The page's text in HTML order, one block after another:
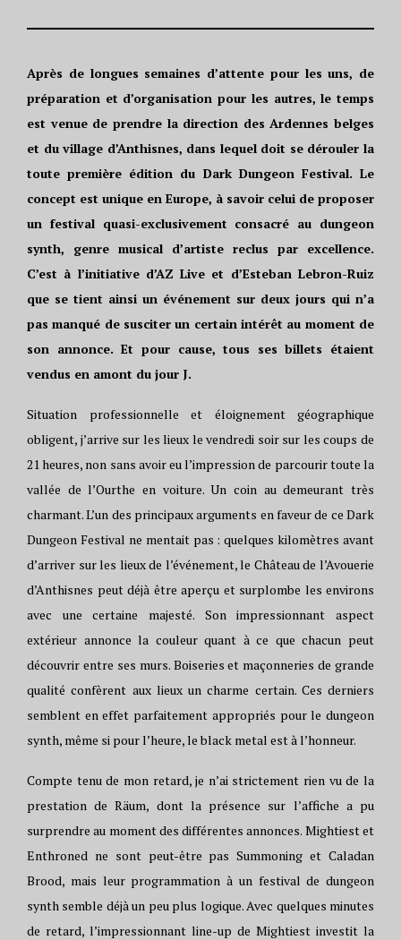
Après de longues semaines d’attente pour les uns, de
préparation et d’organisation pour les autres, le temps
est venue de prendre la direction des Ardennes belges
et du village d’Anthisnes, dans lequel doit se dérouler la
toute première édition du Dark Dungeon Festival. Le
concept est unique en Europe, à savoir celui de proposer
un festival quasi-exclusivement consacré au dungeon
synth, genre musical d’artiste reclus par excellence.
C’est à l’initiative d’AZ Live et d’Esteban Lebron-Ruiz
que se tient ainsi un événement sur deux jours qui n’a
pas manqué de susciter un certain intérêt au moment de
son annonce. Et pour cause, tous ses billets étaient
vendus en amont du jour J.
Situation professionnelle et éloignement géographique
obligent, j’arrive sur les lieux le vendredi soir sur les coups de
21 heures, non sans avoir eu l’impression de parcourir toute la
vallée de l’Ourthe en voiture. Un coin au demeurant très
charmant. L’un des principaux arguments en faveur de ce Dark
Dungeon Festival ne mentait pas : quelques kilomètres avant
d’arriver sur les lieux de l’événement, le Château de l’Avouerie
d’Anthisnes peut déjà être aperçu et surplombe les environs
avec une certaine majesté. Son impressionnant aspect
extérieur annonce la couleur quant à ce que chacun peut
découvrir entre ses murs. Boiseries et maçonneries de grande
qualité confèrent aux lieux un charme certain. Ces derniers
semblent en effet parfaitement appropriés pour le dungeon
synth, même si pour l’heure, le black metal est à l’honneur.
Compte tenu de mon retard, je n’ai strictement rien vu de la
prestation de Räum, dont la présence sur l’affiche a pu
surprendre au moment des différentes annonces. Mightiest et
Enthroned ne sont peut-être pas Summoning et Caladan
Brood, mais leur programmation à un festival de dungeon
synth semble déjà un peu plus logique. Avec quelques minutes
de retard, l’impressionnant line-up de Mightiest investit la